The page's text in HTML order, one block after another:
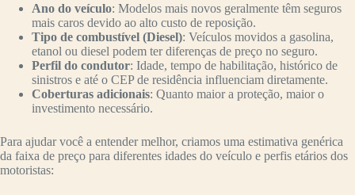
Ano do veículo: Modelos mais novos geralmente têm seguros
mais caros devido ao alto custo de reposição.
Tipo de combustível (Diesel): Veículos movidos a gasolina,
etanol ou diesel podem ter diferenças de preço no seguro.
Perfil do condutor: Idade, tempo de habilitação, histórico de
sinistros e até o CEP de residência influenciam diretamente.
Coberturas adicionais: Quanto maior a proteção, maior o
investimento necessário.
Para ajudar você a entender melhor, criamos uma estimativa genérica
da faixa de preço para diferentes idades do veículo e perfis etários dos
motoristas: